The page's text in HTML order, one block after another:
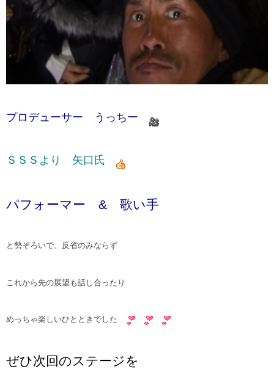
プロデューサー うっちー
ＳＳＳより 矢口氏
パフォーマー & 歌い手
と勢ぞろいで、反省のみならず
これから先の展望も話し合ったり
めっちゃ楽しいひとときでした
ぜひ次回のステージを